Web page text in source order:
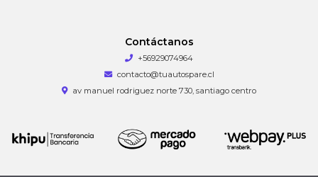
Contáctanos
+56929074964
contacto@tuautospare.cl
av manuel rodriguez norte 730, santiago centro